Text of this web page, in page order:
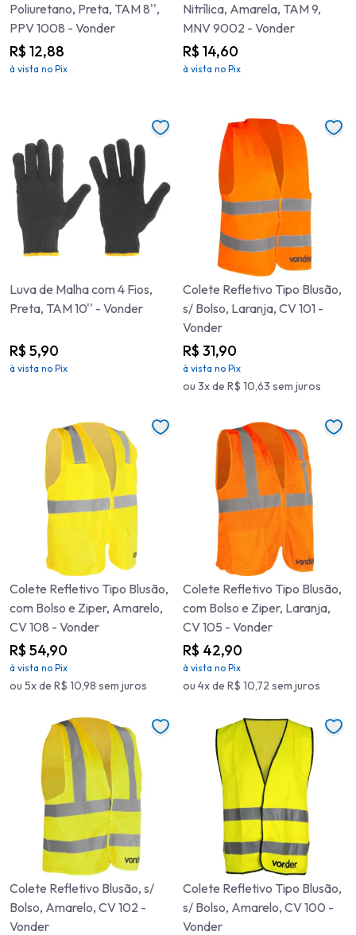
Poliuretano, Preta, TAM 8'',
PPV 1008 - Vonder
R$ 12,88
à vista no Pix
Nitrílica, Amarela, TAM 9,
MNV 9002 - Vonder
R$ 14,60
à vista no Pix
Luva de Malha com 4 Fios,
Preta, TAM 10'' - Vonder
R$ 5,90
à vista no Pix
Colete Refletivo Tipo Blusão,
s/ Bolso, Laranja, CV 101 -
Vonder
R$ 31,90
à vista no Pix
ou 3x de R$ 10,63 sem juros
Colete Refletivo Tipo Blusão,
com Bolso e Ziper, Amarelo,
CV 108 - Vonder
R$ 54,90
à vista no Pix
ou 5x de R$ 10,98 sem juros
Colete Refletivo Tipo Blusão,
com Bolso e Ziper, Laranja,
CV 105 - Vonder
R$ 42,90
à vista no Pix
ou 4x de R$ 10,72 sem juros
Colete Refletivo Blusão, s/
Bolso, Amarelo, CV 102 -
Vonder
Colete Refletivo Tipo Blusão,
s/ Bolso, Amarelo, CV 100 -
Vonder